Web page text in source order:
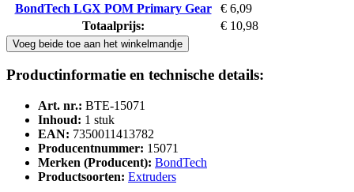
BondTech LGX POM Primary Gear
€ 6,09
Totaalprijs:
€ 10,98
Voeg beide toe aan het winkelmandje
Productinformatie en technische details:
Art. nr.: BTE-15071
Inhoud: 1 stuk
EAN: 7350011413782
Producentnummer: 15071
Merken (Producent): BondTech
Productsoorten: Extruders